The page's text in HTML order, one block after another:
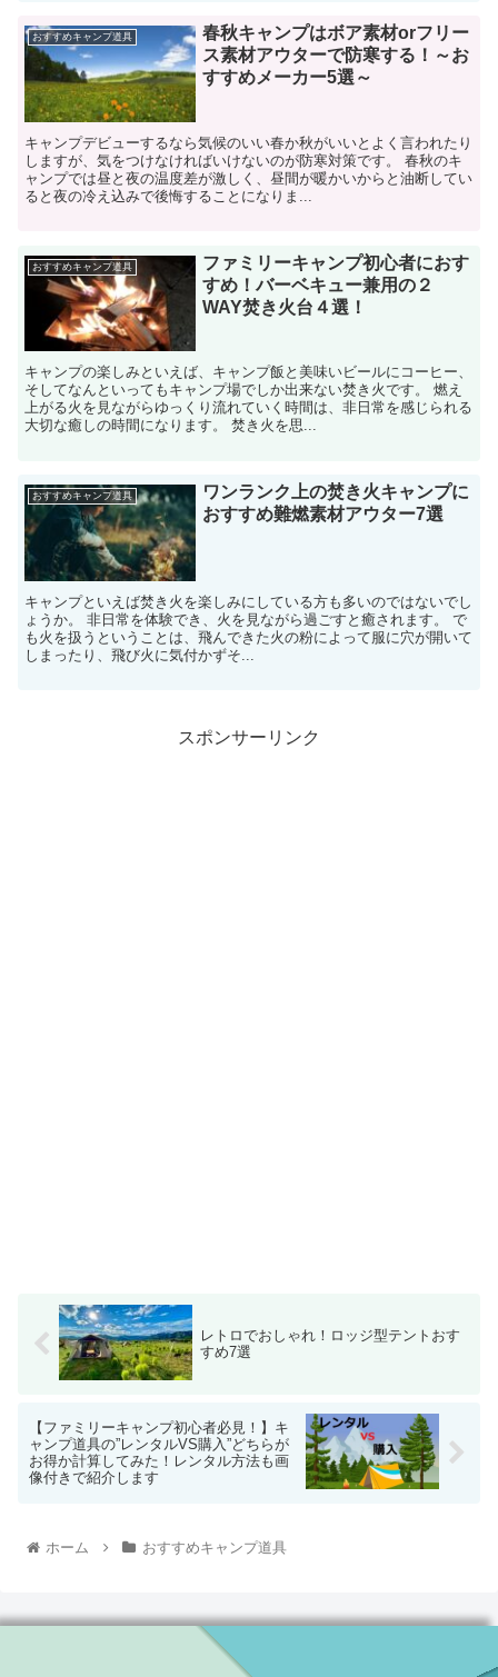
おすすめキャンプ道具
春秋キャンプはボア素材orフリー
ス素材アウターで防寒する！～お
すすめメーカー5選～
キャンプデビューするなら気候のいい春か秋がいいとよく言われたり
しますが、気をつけなければいけないのが防寒対策です。 春秋のキ
ャンプでは昼と夜の温度差が激しく、昼間が暖かいからと油断してい
ると夜の冷え込みで後悔することになりま...
おすすめキャンプ道具
ファミリーキャンプ初心者におす
すめ！バーベキュー兼用の２
WAY焚き火台４選！
キャンプの楽しみといえば、キャンプ飯と美味いビールにコーヒー、
そしてなんといってもキャンプ場でしか出来ない焚き火です。 燃え
上がる火を見ながらゆっくり流れていく時間は、非日常を感じられる
大切な癒しの時間になります。 焚き火を思...
おすすめキャンプ道具
ワンランク上の焚き火キャンプに
おすすめ難燃素材アウター7選
キャンプといえば焚き火を楽しみにしている方も多いのではないでし
ょうか。 非日常を体験でき、火を見ながら過ごすと癒されます。 で
も火を扱うということは、飛んできた火の粉によって服に穴が開いて
しまったり、飛び火に気付かずそ...
スポンサーリンク
レトロでおしゃれ！ロッジ型テントおす
すめ7選
【ファミリーキャンプ初心者必見！】キ
ャンプ道具の”レンタルVS購入”どちらが
お得か計算してみた！レンタル方法も画
像付きで紹介します
ホーム おすすめキャンプ道具